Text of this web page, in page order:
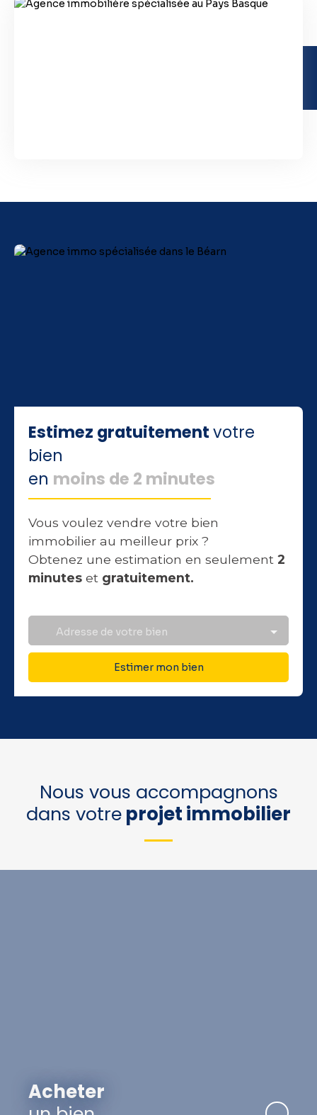
Estimez gratuitementvotre
bien
en moins de 2 minutes
Vous voulez vendre votre bien
immobilier au meilleur prix ?
Obtenez une estimation en seulement 2
minutes et gratuitement.
Adresse de votre bien
Estimer mon bien
Nous vous accompagnons
dans votreprojet immobilier
Acheter